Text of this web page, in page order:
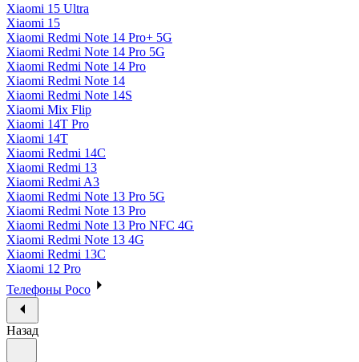
Xiaomi 15 Ultra
Xiaomi 15
Xiaomi Redmi Note 14 Pro+ 5G
Xiaomi Redmi Note 14 Pro 5G
Xiaomi Redmi Note 14 Pro
Xiaomi Redmi Note 14
Xiaomi Redmi Note 14S
Xiaomi Mix Flip
Xiaomi 14T Pro
Xiaomi 14T
Xiaomi Redmi 14C
Xiaomi Redmi 13
Xiaomi Redmi A3
Xiaomi Redmi Note 13 Pro 5G
Xiaomi Redmi Note 13 Pro
Xiaomi Redmi Note 13 Pro NFC 4G
Xiaomi Redmi Note 13 4G
Xiaomi Redmi 13C
Xiaomi 12 Pro
Телефоны Poco
Назад